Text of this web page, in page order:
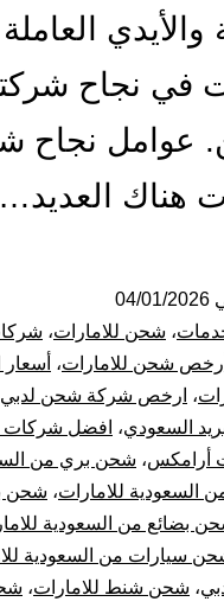
والأيدي
في نجاح
عوامل نجاح
هناك العديد…
04/01/2026
، شحن للامارات،
أرخص شحن للامارات،
، ارخص شركة شحن لدبي
السعودي، افضل شركات
أرامكس، شحن بري من
السعودية للامارات، شحن
بضائع من السعودية
سيارات من السعودية
، شحن شنط للامارات،